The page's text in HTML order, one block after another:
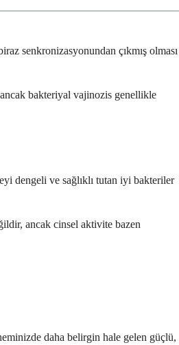
senkronizasyonundan çıkmış olması
ancak bakteriyal vajinozis genellikle
dengeli ve sağlıklı tutan iyi bakteriler
ancak cinsel aktivite bazen
daha belirgin hale gelen güçlü,